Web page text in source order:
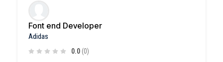
Font end Developer
Adidas
0.0 (0)